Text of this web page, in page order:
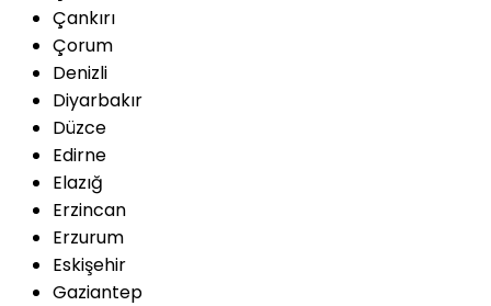
Çankırı
Çorum
Denizli
Diyarbakır
Düzce
Edirne
Elazığ
Erzincan
Erzurum
Eskişehir
Gaziantep